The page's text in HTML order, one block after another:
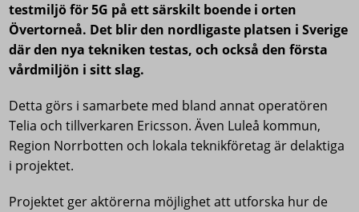
testmiljö för 5G på ett särskilt boende i orten
Övertorneå. Det blir den nordligaste platsen i Sverige
där den nya tekniken testas, och också den första
vårdmiljön i sitt slag.
Detta görs i samarbete med bland annat operatören
Telia och tillverkaren Ericsson. Även Luleå kommun,
Region Norrbotten och lokala teknikföretag är delaktiga
i projektet.
Projektet ger aktörerna möjlighet att utforska hur de